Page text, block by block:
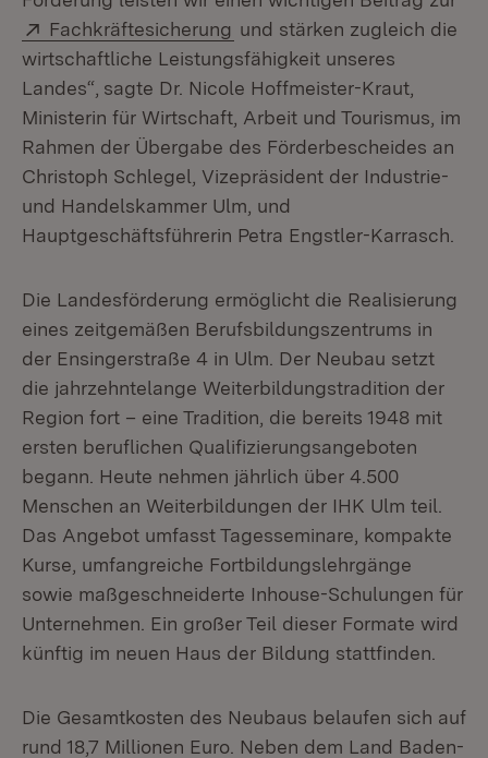
Extern:
Fachkräftesicherung (Öffnet in neuem Fenster)
und stärken zugleich die
wirtschaftliche Leistungsfähigkeit unseres
Landes“, sagte Dr. Nicole Hoffmeister-Kraut,
Ministerin für Wirtschaft, Arbeit und Tourismus, im
Rahmen der Übergabe des Förderbescheides an
Christoph Schlegel, Vizepräsident der Industrie-
und Handelskammer Ulm, und
Hauptgeschäftsführerin Petra Engstler-Karrasch.
Die Landesförderung ermöglicht die Realisierung
eines zeitgemäßen Berufsbildungszentrums in
der Ensingerstraße 4 in Ulm. Der Neubau setzt
die jahrzehntelange Weiterbildungstradition der
Region fort – eine Tradition, die bereits 1948 mit
ersten beruflichen Qualifizierungsangeboten
begann. Heute nehmen jährlich über 4.500
Menschen an Weiterbildungen der IHK Ulm teil.
Das Angebot umfasst Tagesseminare, kompakte
Kurse, umfangreiche Fortbildungslehrgänge
sowie maßgeschneiderte Inhouse-Schulungen für
Unternehmen. Ein großer Teil dieser Formate wird
künftig im neuen Haus der Bildung stattfinden.
Die Gesamtkosten des Neubaus belaufen sich auf
rund 18,7 Millionen Euro. Neben dem Land Baden-